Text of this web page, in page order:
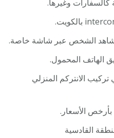
كالسفارات وغيرها.
تشاهد الشخص عبر شاشة خاصة.
الهاتف المحمول.
الانتركم المنزلي
الأسعار.
القادسية